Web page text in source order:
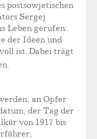
postsowjetischen
Sergej
Leben gerufen.
der Ideen und
ist. Dabei trägt
an Opfer
der Tag der
von 1917 bis